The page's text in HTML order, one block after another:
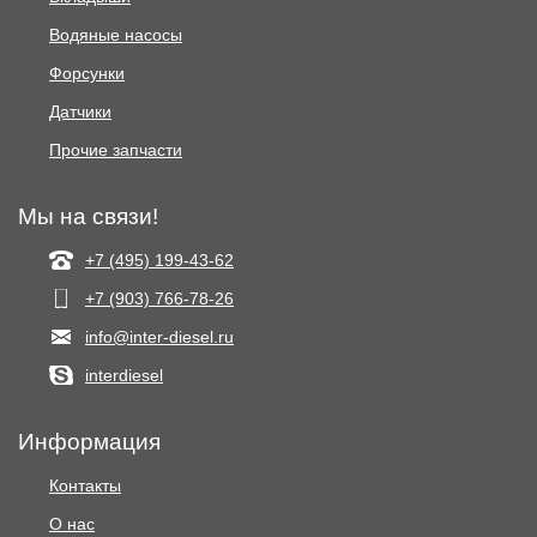
Водяные насосы
Форсунки
Датчики
Прочие запчасти
Мы на связи!
+7 (495) 199-43-62
+7 (903) 766‑78-26
info@inter-diesel.ru
interdiesel
Информация
Контакты
О нас